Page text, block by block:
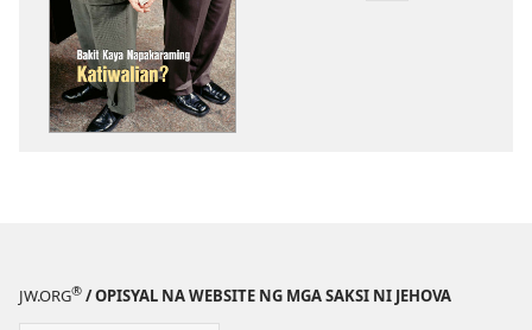
SA
JW.ORG® / OPISYAL NA WEBSITE NG MGA SAKSI NI JEHOVA